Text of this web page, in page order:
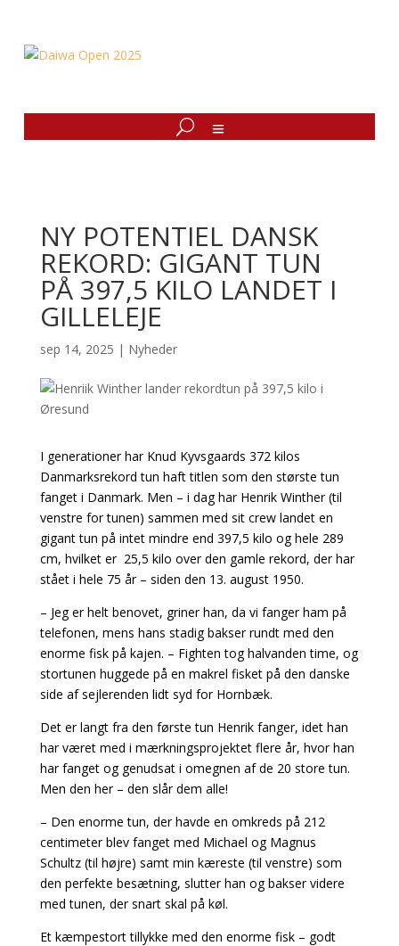
NY POTENTIEL DANSK
REKORD: GIGANT TUN
PÅ 397,5 KILO LANDET I
GILLELEJE
sep 14, 2025 | Nyheder
I generationer har Knud Kyvsgaards 372 kilos
Danmarksrekord tun haft titlen som den største tun
fanget i Danmark. Men – i dag har Henrik Winther (til
venstre for tunen) sammen med sit crew landet en
gigant tun på intet mindre end 397,5 kilo og hele 289
cm, hvilket er 25,5 kilo over den gamle rekord, der har
stået i hele 75 år – siden den 13. august 1950.
– Jeg er helt benovet, griner han, da vi fanger ham på
telefonen, mens hans stadig bakser rundt med den
enorme fisk på kajen. – Fighten tog halvanden time, og
stortunen huggede på en makrel fisket på den danske
side af sejlerenden lidt syd for Hornbæk.
Det er langt fra den første tun Henrik fanger, idet han
har været med i mærkningsprojektet flere år, hvor han
har fanget og genudsat i omegnen af de 20 store tun.
Men den her – den slår dem alle!
– Den enorme tun, der havde en omkreds på 212
centimeter blev fanget med Michael og Magnus
Schultz (til højre) samt min kæreste (til venstre) som
den perfekte besætning, slutter han og bakser videre
med tunen, der snart skal på køl.
Et kæmpestort tillykke med den enorme fisk – godt